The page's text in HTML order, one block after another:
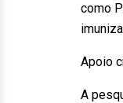
como
Apoio
A